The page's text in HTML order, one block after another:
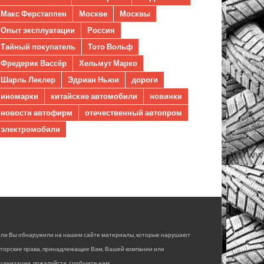
Макс Ферстаппен
Москве
Москвы
Опыт эксплуатации
Россия
Тайный покупатель
Тото Вольф
Фредерик Вассёр
Хельмут Марко
Шарль Леклер
Эдриан Ньюи
дороги
иномарки
китайские автомобили
новинки
новости автофирм
отечественный автопром
электромобили
Вы обнаружили на нашем сайте материалы, которые нарушают
права, принадлежащие Вам, Вашей компании или